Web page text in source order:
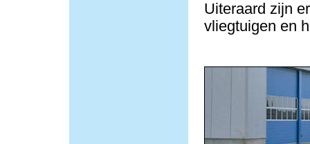
Uiteraard zijn
vliegtuigen en